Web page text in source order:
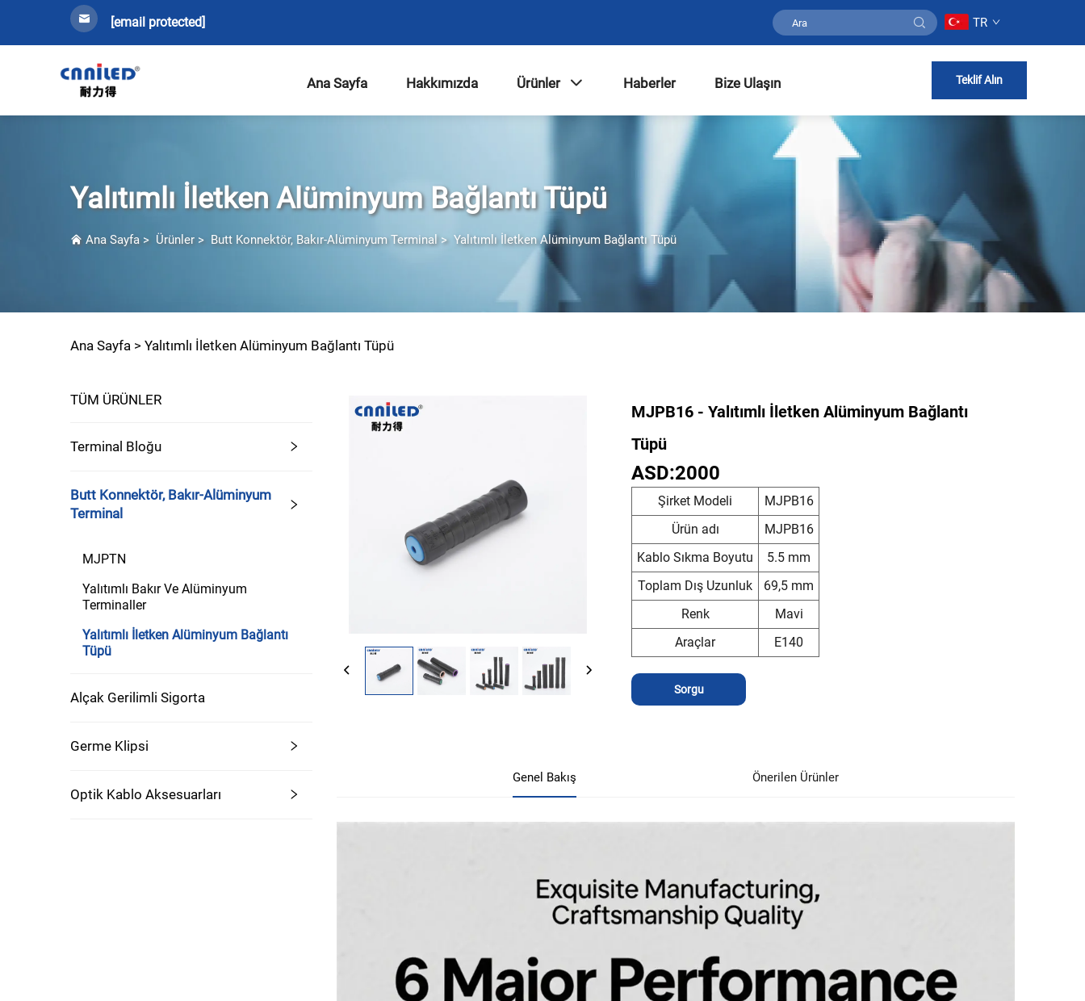
[email protected] TR
Ana Sayfa Hakkımızda Ürünler Haberler Bize Ulaşın Teklif Alın
Yalıtımlı İletken Alüminyum Bağlantı Tüpü
Ana Sayfa > Ürünler > Butt Konnektör, Bakır-Alüminyum Terminal> Yalıtımlı İletken Alüminyum Bağlantı Tüpü
Ana Sayfa > Yalıtımlı İletken Alüminyum Bağlantı Tüpü
TÜM ÜRÜNLER
Terminal Bloğu
Butt Konnektör, Bakır-Alüminyum
Terminal
MJPTN
Yalıtımlı Bakır Ve Alüminyum
Terminaller
Yalıtımlı İletken Alüminyum Bağlantı
Tüpü
Alçak Gerilimli Sigorta
Germe Klipsi
Optik Kablo Aksesuarları
MJPB16 - Yalıtımlı İletken Alüminyum Bağlantı
Tüpü
ASD:2000
Şirket Modeli
MJPB16
Ürün adı
MJPB16
Kablo Sıkma Boyutu
5.5 mm
Toplam Dış Uzunluk
69,5 mm
Renk
Mavi
Araçlar
E140
Sorgu
Genel Bakış Önerilen Ürünler